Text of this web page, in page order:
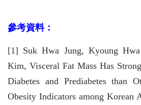
參考資料：
[1] Suk Hwa Jung, Kyoung
Kim, Visceral Fat Mass Has
Diabetes and Prediabetes than
Obesity Indicators among Korean